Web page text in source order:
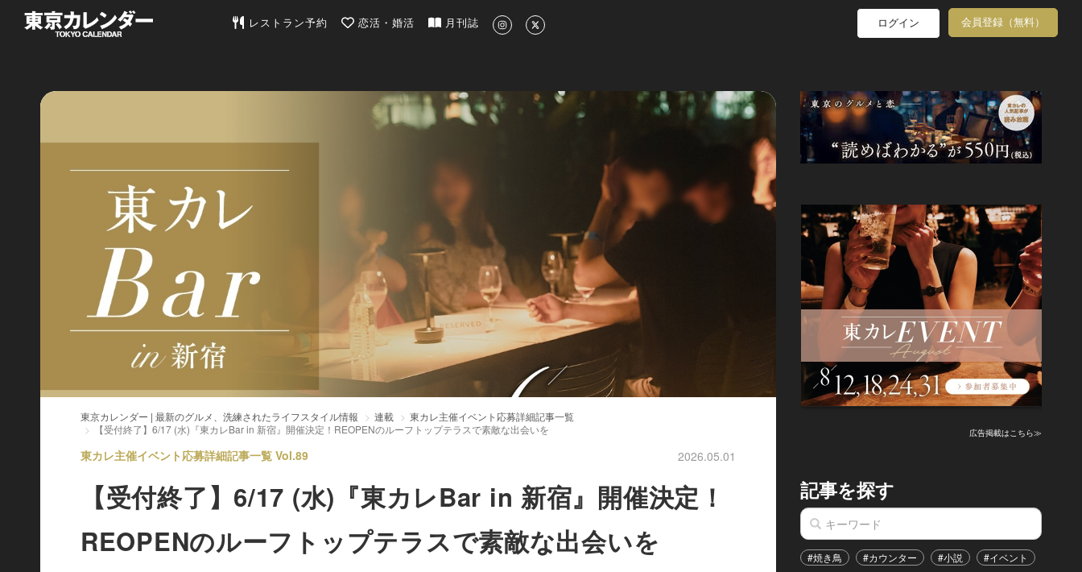
東京カレンダー | 最新のグルメ、洗練されたライフスタイル情報
レストラン予約 恋活・婚活 月刊誌 ログイン 会員登録（無料）
東京カレンダー | 最新のグルメ、洗練されたライフスタイル情報 連載
東カレ主催イベント応募詳細記事一覧
【受付終了】6/17 (水)『東カレBar in 新宿』開催決定！REOPENのルーフトップテラスで素敵な出会いを
東カレ主催イベント応募詳細記事一覧 Vol.89 2026.05.01
【受付終了】6/17 (水)『東カレBar in 新宿』開催決定！
REOPENのルーフトップテラスで素敵な出会いを
広告掲載はこちら≫
記事を探す
#焼き鳥 #カウンター #小説 #イベント